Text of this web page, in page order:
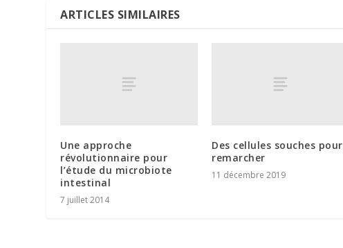
ARTICLES SIMILAIRES
Une approche
révolutionnaire pour
l’étude du microbiote
intestinal
7 juillet 2014
Des cellules souches pour
remarcher
11 décembre 2019